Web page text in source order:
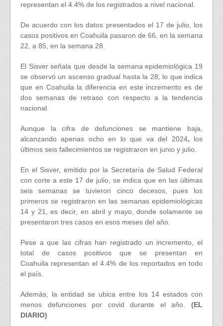
representan el 4.4% de los registrados a nivel nacional.
De acuerdo con los datos presentados el 17 de julio, los
casos positivos en Coahuila pasaron de 66, en la semana
22, a 85, en la semana 28.
El Sisver señala que desde la semana epidemiológica 19
se observó un ascenso gradual hasta la 28, lo que indica
que en Coahuila la diferencia en este incremento es de
dos semanas de retraso con respecto a la tendencia
nacional.
Aunque la cifra de defunciones se mantiene baja,
alcanzando apenas ocho en lo que va del 2024, los
últimos seis fallecimientos se registraron en junio y julio.
En el Sisver, emitido por la Secretaría de Salud Federal
con corte a este 17 de julio, se indica que en las últimas
seis semanas se tuvieron cinco decesos, pues los
primeros se registraron en las semanas epidemiológicas
14 y 21, es decir, en abril y mayo, donde solamente se
presentaron tres casos en esos meses del año.
Pese a que las cifras han registrado un incremento, el
total de casos positivos que se presentan en
Coahuila representan el 4.4% de los reportados en todo
el país.
Además, la entidad se ubica entre los 14 estados con
menos defunciones por covid durante el año. (EL
DIARIO)